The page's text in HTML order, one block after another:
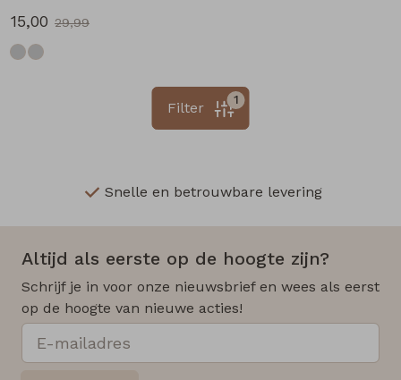
15,00 29,99
1
Filter
Snelle en betrouwbare levering
Altijd als eerste op de hoogte zijn?
Schrijf je in voor onze nieuwsbrief en wees als eerst
op de hoogte van nieuwe acties!